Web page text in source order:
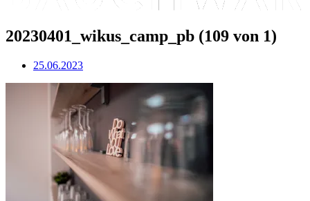
20230401_wikus_camp_pb (109 von 1)
25.06.2023